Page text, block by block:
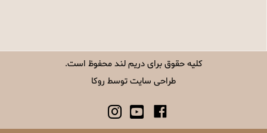
کلیه حقوق برایدریم لندمحفوظ است.
طراحی سایتتوسط روکا
Facebook
Youtube
instagram